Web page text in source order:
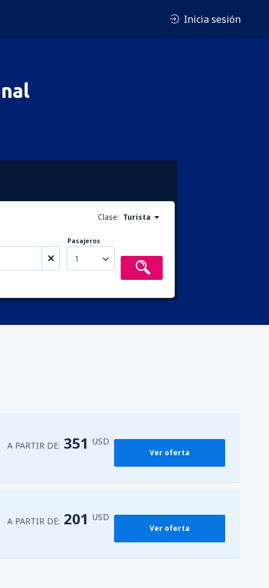
Inicia sesión
Clase: Turista
Pasajeros
1
A PARTIR DE: 351 USD
Ver oferta
A PARTIR DE: 201 USD
Ver oferta